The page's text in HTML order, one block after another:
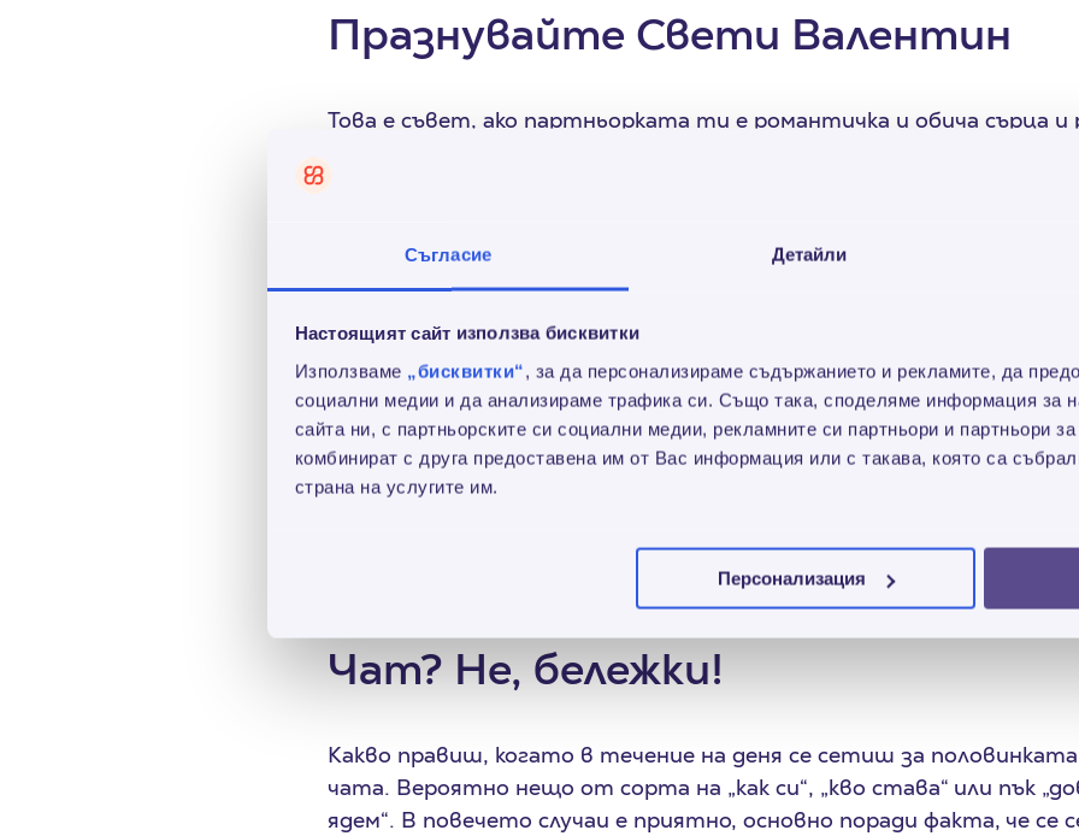
Съгласие Детайли
Настоящият сайт използва бисквитки
Използваме „бисквитки“, за да персонализираме съдържанието и рекламите, да
социални медии и да анализираме трафика си. Също така, споделяме информация за
сайта ни, с партньорските си социални медии, рекламните си партньори и партньори
комбинират с друга предоставена им от Вас информация или с такава, която са
страна на услугите им.
Персонализация
Празнувайте Свети Валентин
Това е съвет, ако партньорката ти е романтичка и обича сърца и
все пак, за да не висят във въздуха, разгледай и останалите
доброто изкарване.
Колаж? Не, портрет!
Сещаш ли се за уличните художници по курортите през лятото?
работят и през останалото време – можеш да си харесаш някой
карикатури или пък в поп арт стил. Избери хубава снимка с вас
Чат? Не, бележки!
Какво правиш, когато в течение на деня се сетиш за
чата. Вероятно нещо от сорта на „как си“, „кво става“ или пък
ядем“. В повечето случаи е приятно, основно поради факта, че се